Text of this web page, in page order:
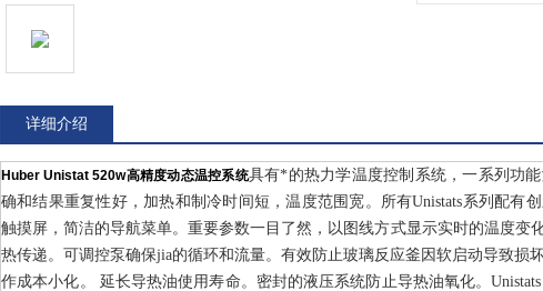
详细介绍
Huber Unistat 520w高精度动态温控系统具有*的热力学温度控制系统，一系列功
确和结果重复性好，加热和制冷时间短，温度范围宽。所有Unistats系列配有
触摸屏，简洁的导航菜单。重要参数一目了然，以图线方式显示实时的温度变
热传递。可调控泵确保jia的循环和流量。有效防止玻璃反应釜因软启动导致损
作成本小化。 延长导热油使用寿命。密封的液压系统防止导热油氧化。